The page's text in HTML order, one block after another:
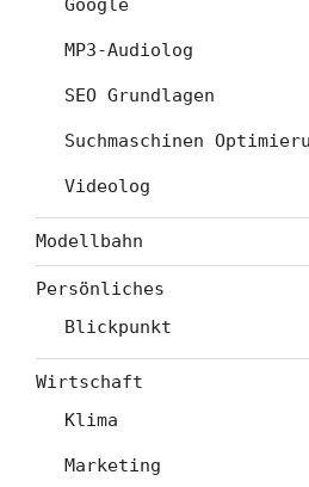
Google
MP3-Audiolog
SEO Grundlagen
Suchmaschinen
Videolog
Modellbahn
Persönliches
Blickpunkt
Wirtschaft
Klima
Marketing